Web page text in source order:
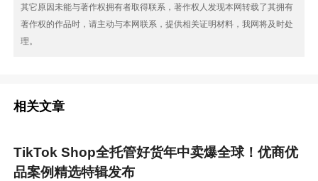
其它原因未能与著作权拥有者取得联系，著作权人发现本网转载了其拥有
著作权的作品时，请主动与本网联系，提供相关证明材料，我网将及时处
理。
相关文章
TikTok Shop全托管好货年中卖爆全球！优商优
品案例精选特辑发布